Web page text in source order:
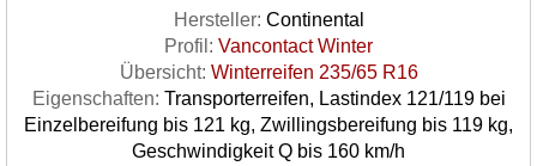
Hersteller: Continental
Profil: Vancontact Winter
Übersicht: Winterreifen 235/65 R16
Eigenschaften: Transporterreifen, Lastindex 121/119 bei
Einzelbereifung bis 121 kg, Zwillingsbereifung bis 119 kg,
Geschwindigkeit Q bis 160 km/h